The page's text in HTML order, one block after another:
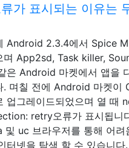
가 표시되는 이유는
Android 2.3.4에서 Spice
며 App2sd, Task killer,
은 Android 마켓에서 앱을
. 며칠 전에 Android 마켓이
업그레이드되었으며 열 때
retry오류가 표시됩니
및 uc 브라우저를 통해 어려
터넷을 탐색 할 수 있습니다